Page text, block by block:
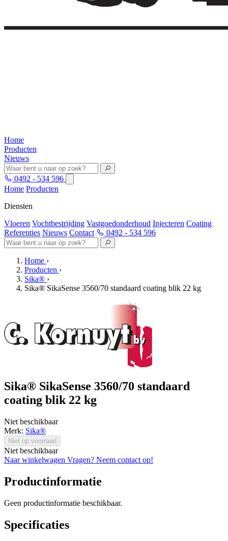
Home
Producten
Nieuws
0492 - 534 596
Home Producten
Diensten
Vloeren Vochtbestrijding Vastgoedonderhoud Injecteren Coating
Referenties Nieuws Contact 0492 - 534 596
Home ›
Producten ›
Sika® ›
Sika® SikaSense 3560/70 standaard coating blik 22 kg
Sika® SikaSense 3560/70 standaard
coating blik 22 kg
Niet beschikbaar
Merk: Sika®
Niet op voorraad
Niet beschikbaar
Naar winkelwagen Vragen? Neem contact op!
Productinformatie
Geen productinformatie beschikbaar.
Specificaties